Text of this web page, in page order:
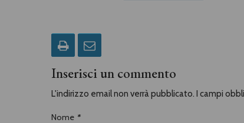
Inserisci un commento
L'indirizzo email non verrà pubblicato. I campi
Nome *